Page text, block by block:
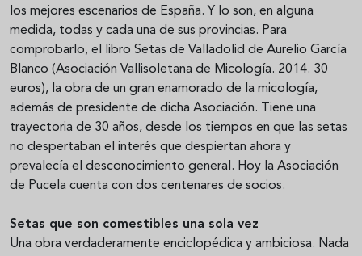
los mejores escenarios de España. Y lo son, en alguna
medida, todas y cada una de sus provincias. Para
comprobarlo, el libro Setas de Valladolid de Aurelio García
Blanco (Asociación Vallisoletana de Micología. 2014. 30
euros), la obra de un gran enamorado de la micología,
además de presidente de dicha Asociación. Tiene una
trayectoria de 30 años, desde los tiempos en que las setas
no despertaban el interés que despiertan ahora y
prevalecía el desconocimiento general. Hoy la Asociación
de Pucela cuenta con dos centenares de socios.
Setas que son comestibles una sola vez
Una obra verdaderamente enciclopédica y ambiciosa. Nada